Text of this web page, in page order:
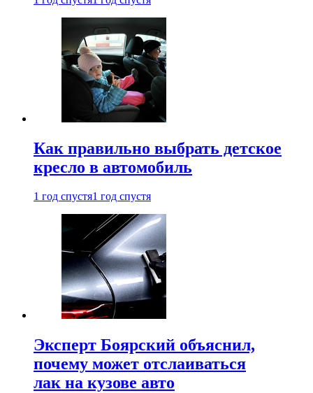
Как правильно выбрать детское
кресло в автомобиль
1 год спустя1 год спустя
Эксперт Боярский объяснил,
почему может отслаиваться
лак на кузове авто